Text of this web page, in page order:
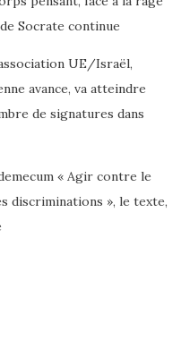
Socrate continue
UE/Israël,
avance, va atteindre
de signatures dans
« Agir contre le
discriminations », le texte,